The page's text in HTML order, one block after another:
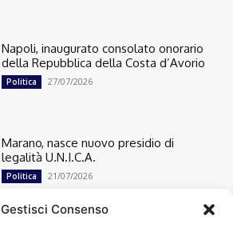
Gestisci Consenso
Napoli, inaugurato consolato onorario
della Repubblica della Costa d’Avorio
Politica 27/07/2026
Marano, nasce nuovo presidio di
legalità U.N.I.C.A.
Politica 21/07/2026